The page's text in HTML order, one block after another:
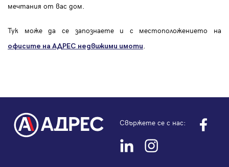
мечтания от вас дом.
Тук може да се запознаете и с местоположението на
офисите на АДРЕС недвижими имоти.
Свържете се с нас: